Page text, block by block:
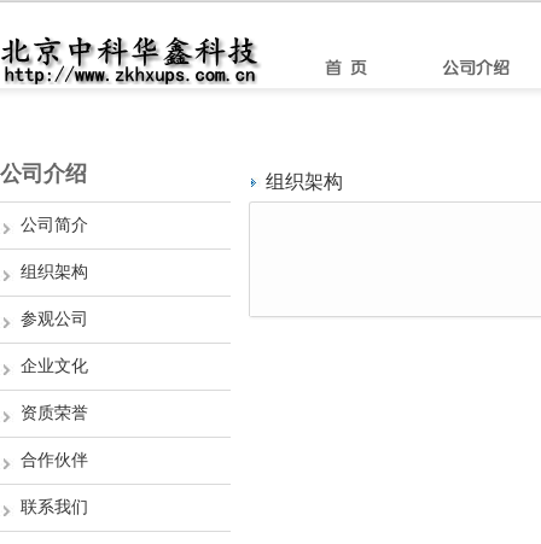
公司介绍
公司简介
组织架构
参观公司
企业文化
资质荣誉
合作伙伴
联系我们
组织架构